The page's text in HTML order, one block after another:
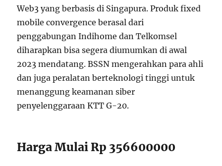
Web3 yang berbasis di Singapura. Produk fixed
mobile convergence berasal dari
penggabungan Indihome dan Telkomsel
diharapkan bisa segera diumumkan di awal
2023 mendatang. BSSN mengerahkan para ahli
dan juga peralatan berteknologi tinggi untuk
menanggung keamanan siber
penyelenggaraan KTT G-20.
Harga Mulai Rp 356600000